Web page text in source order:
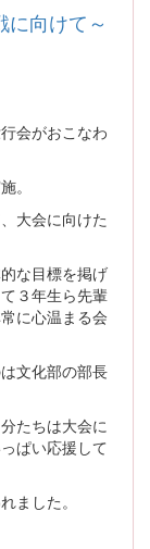
向けて～
会がおこなわ
。
大会に向けた
な目標を掲げ
３年生ら先輩
に心温まる会
文化部の部長
たちは大会に
ぱい応援して
ました。